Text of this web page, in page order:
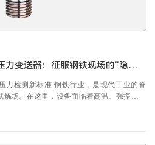
【硬核守护】ifm PT5500压力变送器：征服钢铁现场的“隐形冠军”
行业，是现代工业的脊
场。在这里，设备面临着高温、强振、空
工”，导致非计划停机，造成巨大的生产损